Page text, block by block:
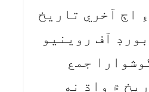
اڄ آخري تاريخ
آف روينيو
جمع
۾ واڌ نه